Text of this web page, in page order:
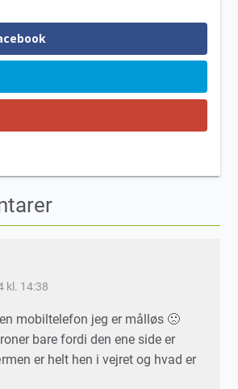
kl. 14:38
mobiltelefon jeg er målløs 🙁
bare fordi den ene side er
er helt hen i vejret og hvad er